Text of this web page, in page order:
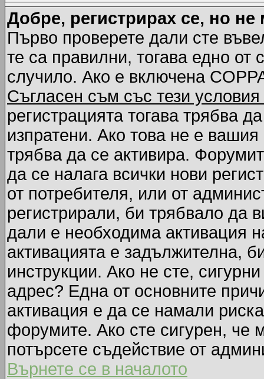
Добре, регистрирах се, но не
Първо проверете дали сте
те са правилни, тогава едно
случило. Ако е включена
Съгласен съм със тези
регистрацията тогава трябва
изпратени. Ако това не е
трябва да се активира.
да се налага всички нови
от потребителя, или от
регистрирали, би трябвало да
дали е необходима активация
активацията е задължителна,
инструкции. Ако не сте,
адрес? Една от основните
активация е да се намали
форумите. Ако сте сигурен, че
потърсете съдействие от
Върнете се в началото